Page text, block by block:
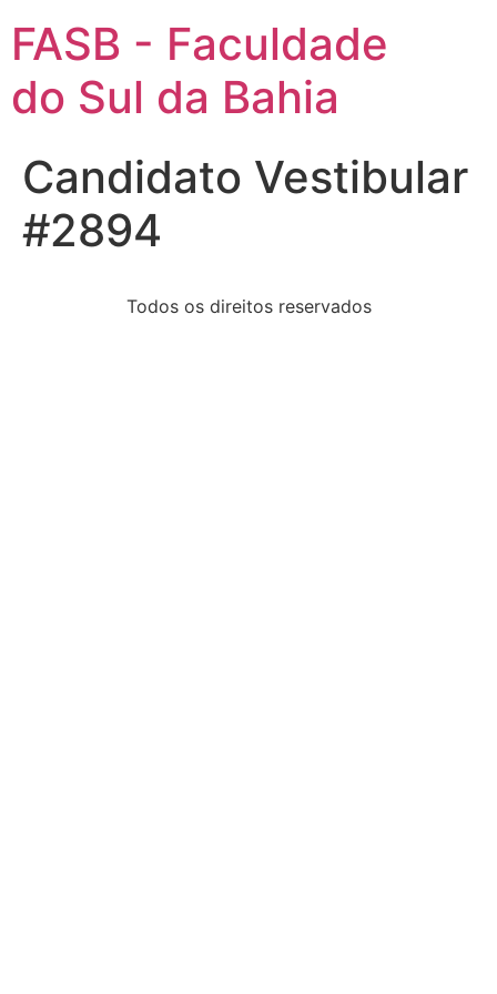
FASB - Faculdade
do Sul da Bahia
Candidato Vestibular
#2894
Todos os direitos reservados